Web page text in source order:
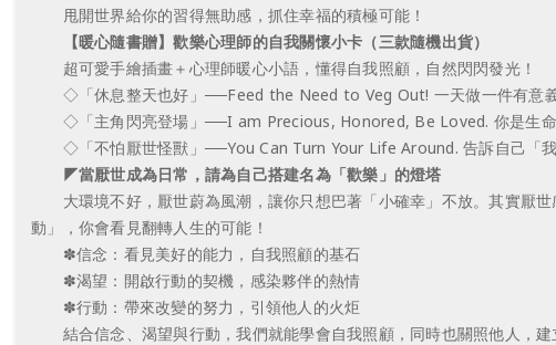
甩開世界給你的習得無助感，抓住幸福的積極可能！
【暖心隨書贈】歡樂心理師的自我關懷小卡（三款隨機出貨）
超可愛手繪插畫＋心理師暖心小語，懂得自我照顧，自然閃閃發光！
◇「休息整天也好」──Feed the Need to Veg Out! 一天做一件有意義
◇「主角閃亮登場」──I am Precious, Honored, Be Loved. 你是生命
◇「不怕厭世怪獸」──You Can Turn Your Life Around. 告訴自己「我
◤當厭世成為日常，請為自己搭建名為「歡樂」的燈塔
大環境不好，厭世蔚為風潮，讓你只想巴著「小確幸」不放。其實厭世
動」，你會看見翻轉人生的可能！
✽信念：看見美好的能力，自我照顧的基石
✽渴望：開啟行動的契機，感染夥伴的熱情
✽行動：帶來改變的努力，引領他人的火炬
結合信念、渴望與行動，我們就能學會自我照顧，同時也關照他人，建